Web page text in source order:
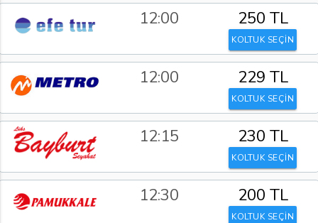
12:00 250 TL
KOLTUK SEÇİN
12:00 229 TL
KOLTUK SEÇİN
12:15 230 TL
KOLTUK SEÇİN
12:30 200 TL
KOLTUK SEÇİN